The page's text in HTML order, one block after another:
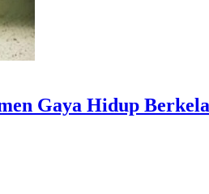
Gaya Hidup